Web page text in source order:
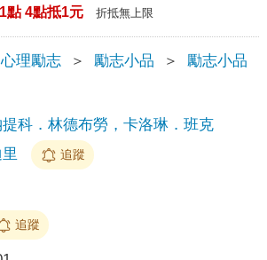
點 4點抵1元 折抵無上限
心理勵志 ＞ 勵志小品 ＞ 勵志小品
科．林德布勞，卡洛琳．班克
追蹤
追蹤